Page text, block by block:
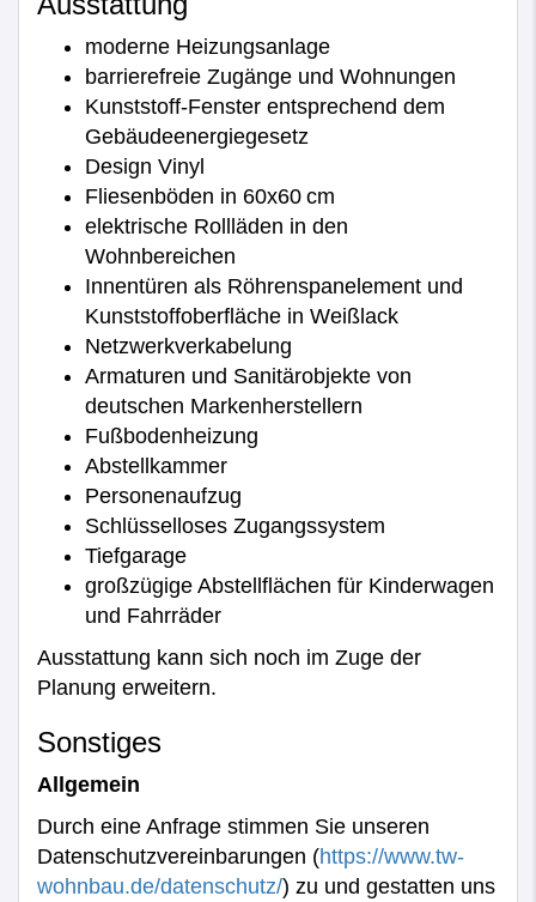
moderne Heizungsanlage
barrierefreie Zugänge und Wohnungen
Kunststoff-Fenster entsprechend dem
Gebäudeenergiegesetz
Design Vinyl
Fliesenböden in 60x60 cm
elektrische Rollläden in den
Wohnbereichen
Innentüren als Röhrenspanelement und
Kunststoffoberfläche in Weißlack
Netzwerkverkabelung
Armaturen und Sanitärobjekte von
deutschen Markenherstellern
Fußbodenheizung
Abstellkammer
Personenaufzug
Schlüsselloses Zugangssystem
Tiefgarage
großzügige Abstellflächen für Kinderwagen
und Fahrräder
Ausstattung kann sich noch im Zuge der
Planung erweitern.
Sonstiges
Allgemein
Durch eine Anfrage stimmen Sie unseren
Datenschutzvereinbarungen (https://www.tw-
wohnbau.de/datenschutz/) zu und gestatten uns